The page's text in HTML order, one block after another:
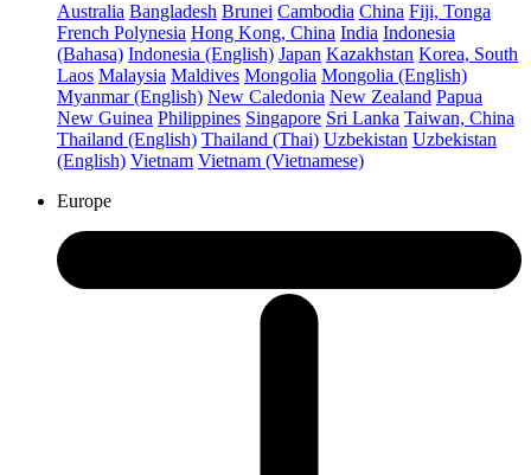
Australia Bangladesh Brunei Cambodia China Fiji, Tonga
French Polynesia Hong Kong, China India Indonesia
(Bahasa) Indonesia (English) Japan Kazakhstan Korea, South
Laos Malaysia Maldives Mongolia Mongolia (English)
Myanmar (English) New Caledonia New Zealand Papua
New Guinea Philippines Singapore Sri Lanka Taiwan, China
Thailand (English) Thailand (Thai) Uzbekistan Uzbekistan
(English) Vietnam Vietnam (Vietnamese)
Europe